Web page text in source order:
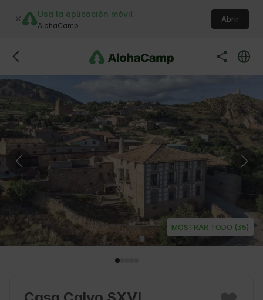
Usa la aplicación móvil
AlohaCamp
Abrir
MOSTRAR TODO (35)